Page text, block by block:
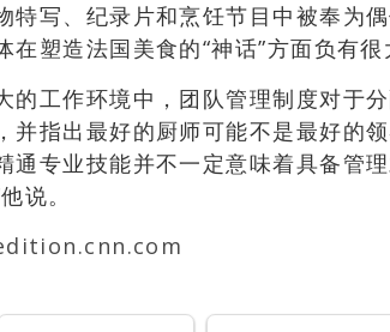
写、纪录片和烹饪节目中被奉为偶
塑造法国美食的“神话”方面负有很
的工作环境中，团队管理制度对于
并指出最好的厨师可能不是最好的
通专业技能并不一定意味着具备管
说。